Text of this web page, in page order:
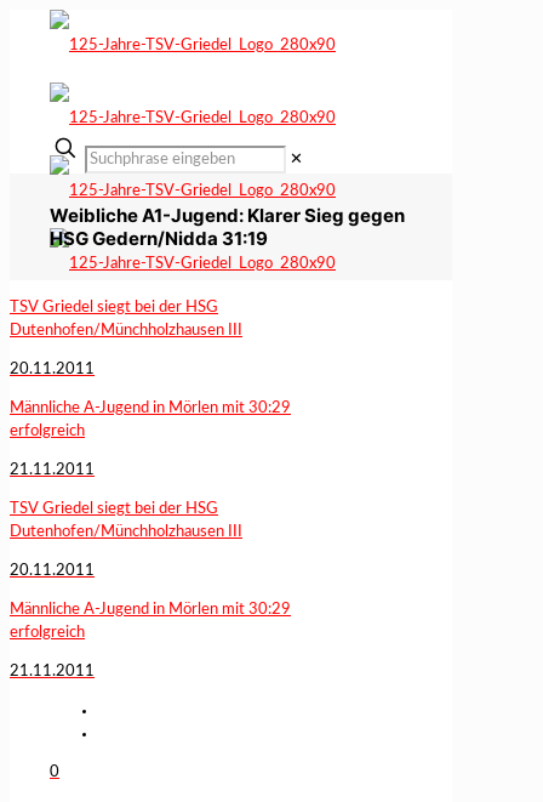
✕
Weibliche A1-Jugend: Klarer Sieg gegen
HSG Gedern/Nidda 31:19
TSV Griedel siegt bei der HSG
Dutenhofen/Münchholzhausen III
20.11.2011
Männliche A-Jugend in Mörlen mit 30:29
erfolgreich
21.11.2011
TSV Griedel siegt bei der HSG
Dutenhofen/Münchholzhausen III
20.11.2011
Männliche A-Jugend in Mörlen mit 30:29
erfolgreich
21.11.2011
0